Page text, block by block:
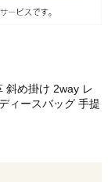
斜め掛け 2way レ
ィースバッグ 手提